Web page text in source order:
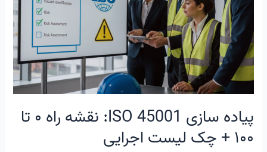
پیاده سازی ISO 45001: نقشه راه ۰ تا
۱۰۰ + چک لیست اجرایی
45001:
نقشه
راه
۰
تا
۱۰۰
+
چک
لیست
اجرایی